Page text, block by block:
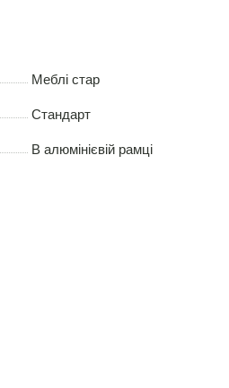
Меблі стар
Стандарт
В алюмінієвій рамці